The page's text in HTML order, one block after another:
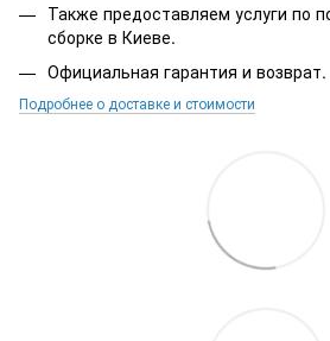
Также предоставляем услуги по
сборке в Киеве.
Официальная гарантия и возврат.
Подробнее о доставке и стоимости